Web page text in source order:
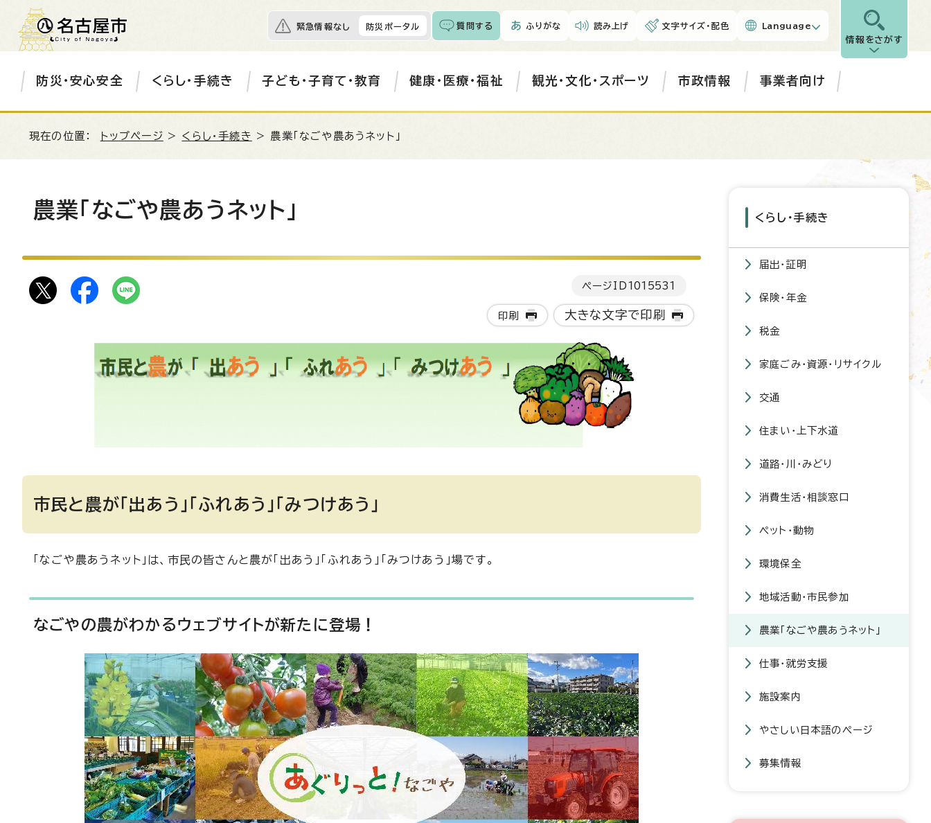
緊急情報なし 防災ポータル 質問する ふりがな 読み上げ 文字サイズ・配色 Language
情報をさがす
防災・安心安全 くらし・手続き 子ども・子育て・教育 健康・医療・福祉 観光・文化・スポーツ 市政情報 事業者向け
現在の位置： トップページ > くらし・手続き > 農業「なごや農あうネット」
農業「なごや農あうネット」
ページID 1015531
印刷 大きな文字で印刷
市民と農が「出あう」「ふれあう」「みつけあう」
「なごや農あうネット」は、市民の皆さんと農が「出あう」「ふれあう」「みつけあう」場です。
なごやの農がわかるウェブサイトが新たに登場！
くらし・手続き
届出・証明
保険・年金
税金
家庭ごみ・資源・リサイクル
交通
住まい・上下水道
道路・川・みどり
消費生活・相談窓口
ペット・動物
環境保全
地域活動・市民参加
農業「なごや農あうネット」
仕事・就労支援
施設案内
やさしい日本語のページ
募集情報